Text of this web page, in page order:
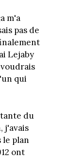
m'a
pas de
Lejaby
qui
du
j'avais
le plan
ont